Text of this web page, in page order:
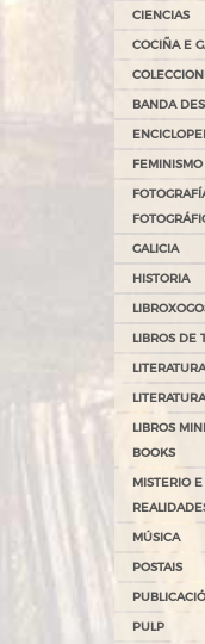
CIENCIAS
COCIÑA E
BANDA
FEMINISMO
GALICIA
HISTORIA
LIBROS DE
LITERATURA
LIBROS
BOOKS
MISTERIO
MÚSICA
POSTAIS
PULP